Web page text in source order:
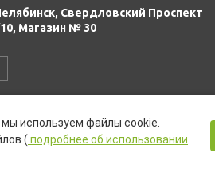
Свердловский Проспект
Магазин № 30
используем файлы cookie.
( подробнее об использовании